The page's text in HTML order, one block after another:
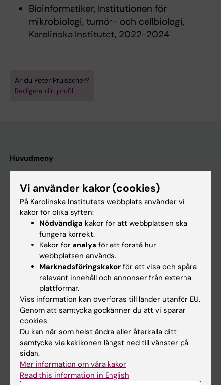
Bioinformatiker, Institutionen för
mikrobiologi, tumör- och cellbiologi,
Karolinska Institutet, 2022-2024
Är du Peter Pruisscher?
Redigera din profil
Huvudmeny
Forskarutbildning
Forskning
Kalender
Student
Ladok
Canvas
Schema
Studentmejlen
Vi använder kakor (cookies)
På Karolinska Institutets webbplats använder vi
kakor för olika syften:
Nödvändiga kakor för att webbplatsen ska
fungera korrekt.
Kakor för analys för att förstå hur
webbplatsen används.
Marknadsföringskakor för att visa och spåra
relevant innehåll och annonser från externa
plattformar.
Viss information kan överföras till länder utanför EU.
Genom att samtycka godkänner du att vi sparar
cookies.
Du kan när som helst ändra eller återkalla ditt
samtycke via kakikonen längst ned till vänster på
sidan.
Mer information om våra kakor
Read this information in English